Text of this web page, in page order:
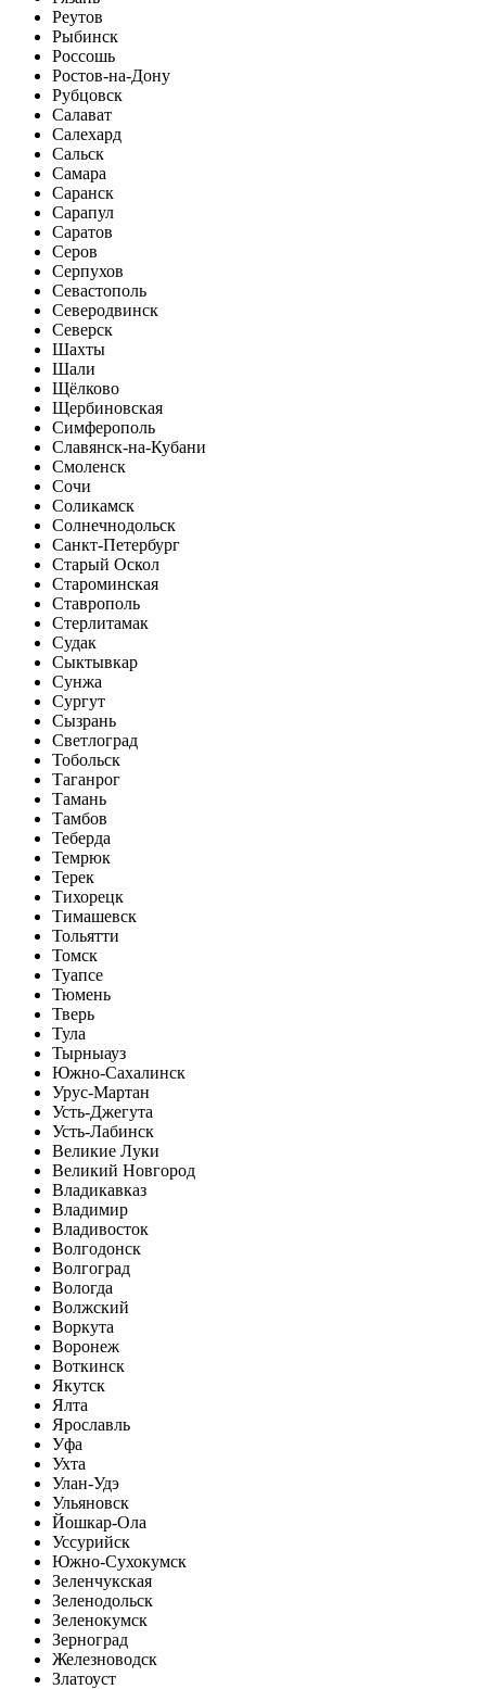
Реутов
Рыбинск
Россошь
Ростов-на-Дону
Рубцовск
Салават
Салехард
Сальск
Самара
Саранск
Сарапул
Саратов
Серов
Серпухов
Севастополь
Северодвинск
Северск
Шахты
Шали
Щёлково
Щербиновская
Симферополь
Славянск-на-Кубани
Смоленск
Сочи
Соликамск
Солнечнодольск
Санкт-Петербург
Старый Оскол
Староминская
Ставрополь
Стерлитамак
Судак
Сыктывкар
Сунжа
Сургут
Сызрань
Светлоград
Тобольск
Таганрог
Тамань
Тамбов
Теберда
Темрюк
Терек
Тихорецк
Тимашевск
Тольятти
Томск
Туапсе
Тюмень
Тверь
Тула
Тырныауз
Южно-Сахалинск
Урус-Мартан
Усть-Джегута
Усть-Лабинск
Великие Луки
Великий Новгород
Владикавказ
Владимир
Владивосток
Волгодонск
Волгоград
Вологда
Волжский
Воркута
Воронеж
Воткинск
Якутск
Ялта
Ярославль
Уфа
Ухта
Улан-Удэ
Ульяновск
Йошкар-Ола
Уссурийск
Южно-Сухокумск
Зеленчукская
Зеленодольск
Зеленокумск
Зерноград
Железноводск
Златоуст